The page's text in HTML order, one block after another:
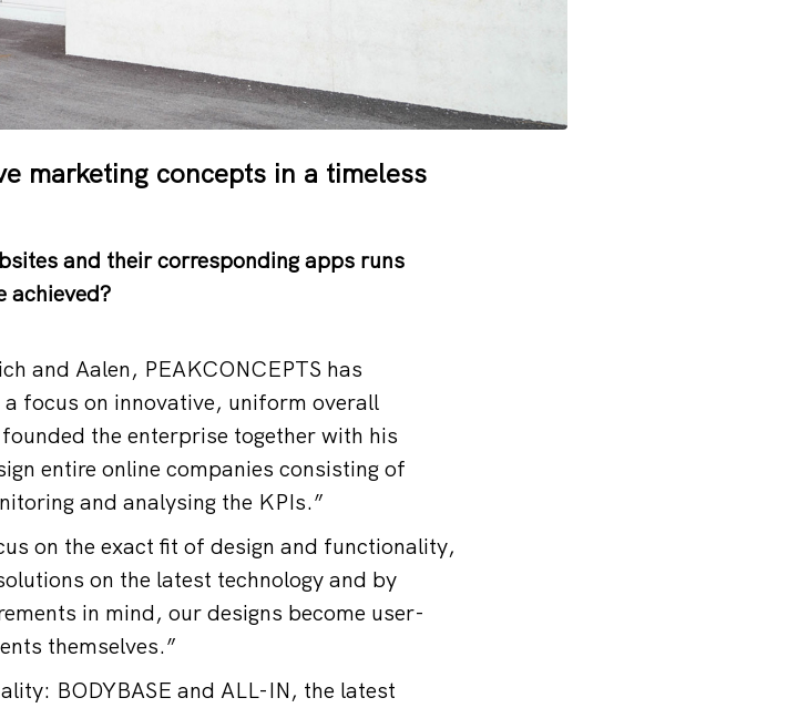
marketing concepts in a timeless
and their corresponding apps runs
achieved?
and Aalen, PEAKCONCEPTS has
focus on innovative, uniform overall
the enterprise together with his
entire online companies consisting of
and analysing the KPIs.”
on the exact fit of design and functionality,
on the latest technology and by
in mind, our designs become user-
themselves.”
BODYBASE and ALL-IN, the latest